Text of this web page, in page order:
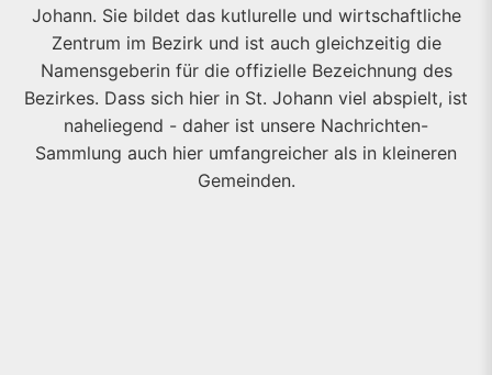
Johann. Sie bildet das kutlurelle und wirtschaftliche
Zentrum im Bezirk und ist auch gleichzeitig die
Namensgeberin für die offizielle Bezeichnung des
Bezirkes. Dass sich hier in St. Johann viel abspielt, ist
naheliegend - daher ist unsere Nachrichten-
Sammlung auch hier umfangreicher als in kleineren
Gemeinden.